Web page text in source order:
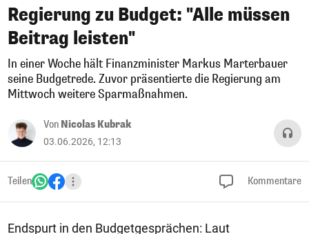
Regierung zu Budget: "Alle müssen
Beitrag leisten"
In einer Woche hält Finanzminister Markus Marterbauer
seine Budgetrede. Zuvor präsentierte die Regierung am
Mittwoch weitere Sparmaßnahmen.
Von Nicolas Kubrak
03.06.2026, 12:13
Teilen Kommentare
Endspurt in den Budgetgesprächen: Laut